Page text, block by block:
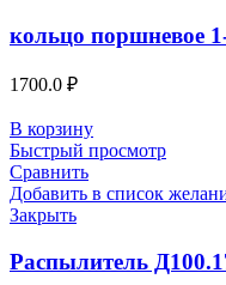
кольцо поршневое
1700.0 ₽
В корзину
Быстрый просмотр
Сравнить
Добавить в список
Закрыть
Распылитель